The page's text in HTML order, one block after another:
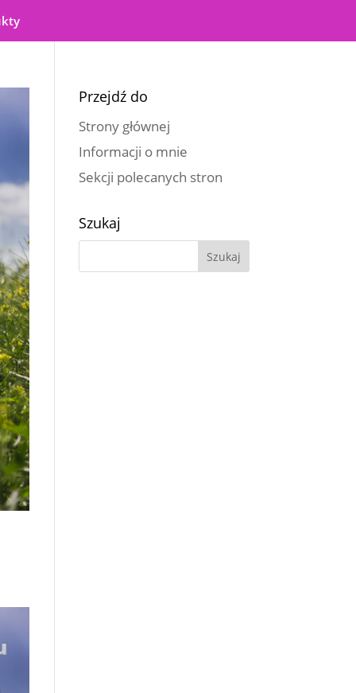
Przejdź do
Strony głównej
Informacji o mnie
Sekcji polecanych stron
Szukaj